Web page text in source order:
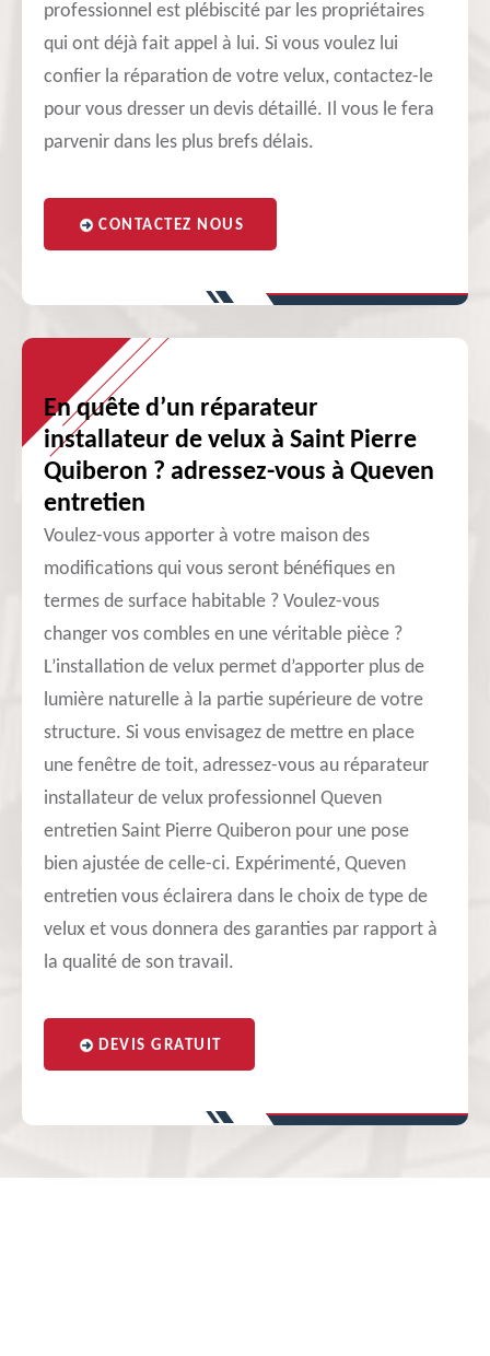
professionnel est plébiscité par les propriétaires
qui ont déjà fait appel à lui. Si vous voulez lui
confier la réparation de votre velux, contactez-le
pour vous dresser un devis détaillé. Il vous le fera
parvenir dans les plus brefs délais.
CONTACTEZ NOUS
En quête d’un réparateur
installateur de velux à Saint Pierre
Quiberon ? adressez-vous à Queven
entretien
Voulez-vous apporter à votre maison des
modifications qui vous seront bénéfiques en
termes de surface habitable ? Voulez-vous
changer vos combles en une véritable pièce ?
L’installation de velux permet d’apporter plus de
lumière naturelle à la partie supérieure de votre
structure. Si vous envisagez de mettre en place
une fenêtre de toit, adressez-vous au réparateur
installateur de velux professionnel Queven
entretien Saint Pierre Quiberon pour une pose
bien ajustée de celle-ci. Expérimenté, Queven
entretien vous éclairera dans le choix de type de
velux et vous donnera des garanties par rapport à
la qualité de son travail.
DEVIS GRATUIT